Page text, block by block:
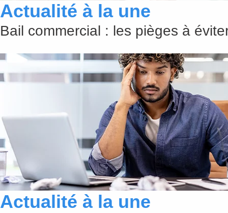
Actualité à la une
Bail commercial : les pièges à
Actualité à la une